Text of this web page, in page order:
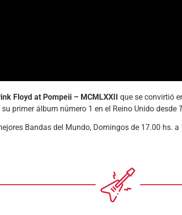
Floyd at Pompeii – MCMLXXII que se convirtió
primer álbum número 1 en el Reino Unido desde
Bandas del Mundo, Domingos de 17.00 hs. a